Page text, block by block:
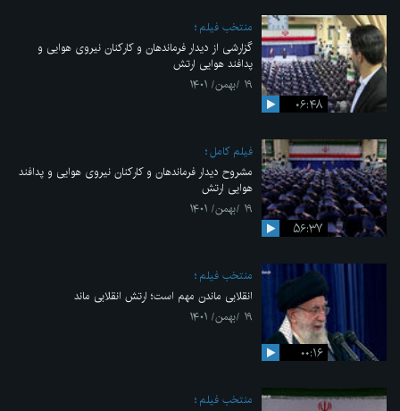
۰۶:۴۸
منتخب فیلم
گزارشی از دیدار فرماندهان و کارکنان نیروی هوایی و
پدافند هوایی ارتش
۱۹ /بهمن/ ۱۴۰۱
۵۶:۳۷
فیلم کامل
مشروح دیدار فرماندهان و کارکنان نیروی هوایی و پدافند
هوایی ارتش
۱۹ /بهمن/ ۱۴۰۱
۰۰:۱۶
منتخب فیلم
انقلابی ماندن مهم است؛ ارتش انقلابی ماند
۱۹ /بهمن/ ۱۴۰۱
منتخب فیلم